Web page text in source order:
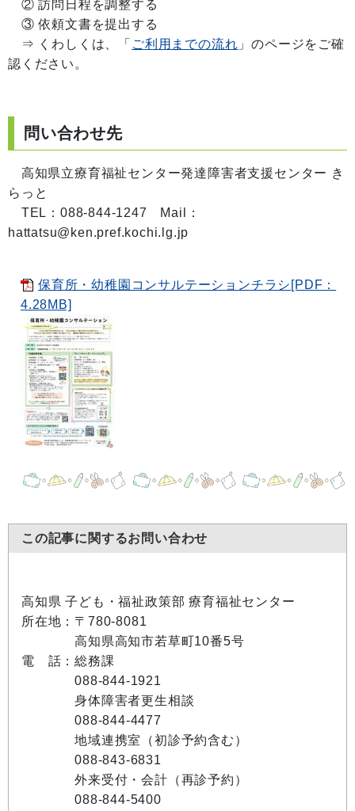
② 訪問日程を調整する
③ 依頼文書を提出する
⇒ くわしくは、「 ご利用までの流れ 」のページをご確
認ください。
問い合わせ先
高知県立療育福祉センター発達障害者支援センター き
らっと
TEL：088-844-1247 Mail：
hattatsu@ken.pref.kochi.lg.jp
保育所・幼稚園コンサルテーションチラシ[PDF：
4.28MB]
この記事に関するお問い合わせ
高知県 子ども・福祉政策部 療育福祉センター
所在地：〒780-8081
高知県高知市若草町10番5号
電 話：総務課
088-844-1921
身体障害者更生相談
088-844-4477
地域連携室（初診予約含む）
088-843-6831
外来受付・会計（再診予約）
088-844-5400